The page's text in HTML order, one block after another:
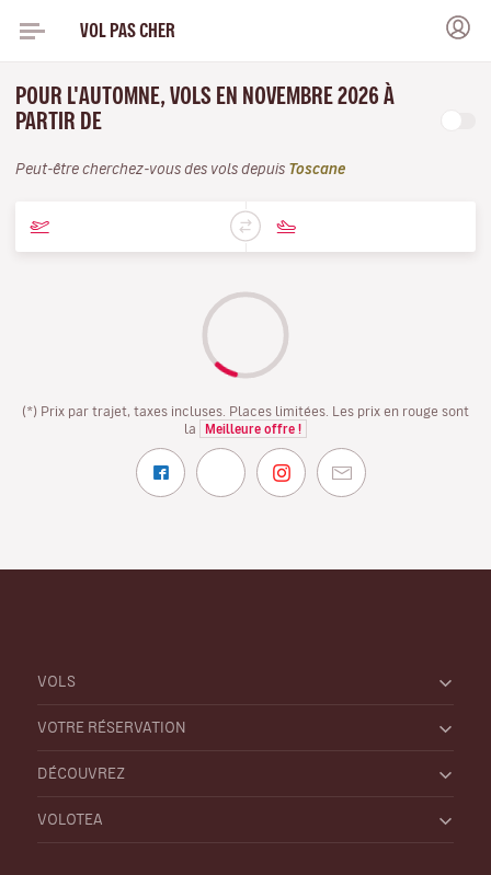
VOL PAS CHER
POUR L'AUTOMNE, VOLS EN NOVEMBRE 2026 À
PARTIR DE
Peut-être cherchez-vous des vols depuis Toscane
(*) Prix par trajet, taxes incluses. Places limitées. Les prix en rouge sont
la
Meilleure offre !
VOLS
VOTRE RÉSERVATION
DÉCOUVREZ
VOLOTEA